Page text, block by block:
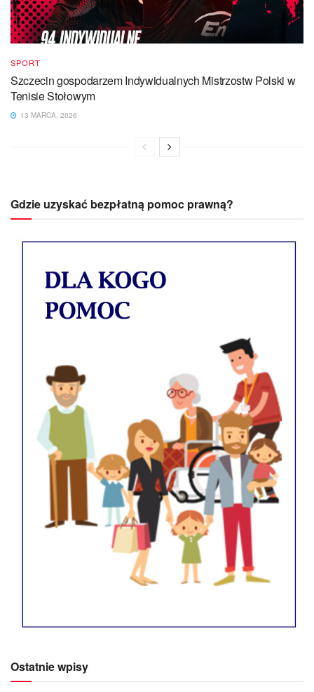
SPORT
Szczecin gospodarzem Indywidualnych Mistrzostw Polski w
Tenisie Stołowym
13 MARCA, 2026
Gdzie uzyskać bezpłatną pomoc prawną?
Ostatnie wpisy